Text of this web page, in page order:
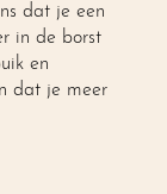
dat je een
in de borst
en
dat je meer